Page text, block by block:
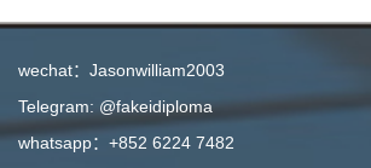
wechat：Jasonwilliam2003
Telegram: @fakeidiploma
whatsapp：+852 6224 7482